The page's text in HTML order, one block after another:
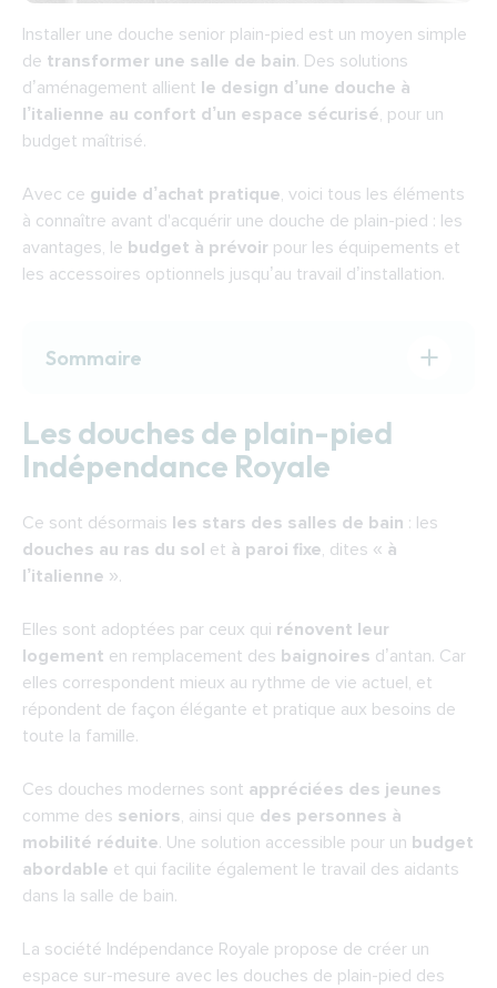
Installer une douche senior plain-pied est un moyen simple
de transformer une salle de bain. Des solutions
d’aménagement allient le design d’une douche à
l’italienne au confort d’un espace sécurisé, pour un
budget maîtrisé.
Avec ce guide d’achat pratique, voici tous les éléments
à connaître avant d'acquérir une douche de plain-pied : les
avantages, le budget à prévoir pour les équipements et
les accessoires optionnels jusqu’au travail d’installation.
Sommaire
Royale
La douche de plain-pied IdealDouche® : une
La douche de plain-pied StylDouche® : la
solution exigeante
Des équipements à quels prix ?
Installation d’une douche de plain-pied
Les douches de plain-pied
Indépendance Royale
Ce sont désormais les stars des salles de bain : les
douches au ras du sol et à paroi fixe, dites « à
l’italienne ».
Elles sont adoptées par ceux qui rénovent leur
logement en remplacement des baignoires d’antan. Car
elles correspondent mieux au rythme de vie actuel, et
répondent de façon élégante et pratique aux besoins de
toute la famille.
Ces douches modernes sont appréciées des jeunes
comme des seniors, ainsi que des personnes à
mobilité réduite. Une solution accessible pour un budget
abordable et qui facilite également le travail des aidants
dans la salle de bain.
La société Indépendance Royale propose de créer un
espace sur-mesure avec les douches de plain-pied des